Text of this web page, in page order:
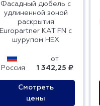
Фасадный дюбель c
удлиненной зоной
раскрытия
Europartner KAT FN с
шурупом HEX
Россия
от
1 342,25 ₽
Смотреть
цены